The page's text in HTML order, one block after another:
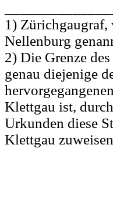
1)
Nellenburg
2) Die Grenze
genau diejenige
Klettgau ist,
Urkunden diese
Klettgau